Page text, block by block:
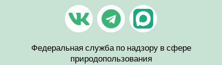
V
k
T
e
l
Федеральная служба по надзору в сфере
природопользования